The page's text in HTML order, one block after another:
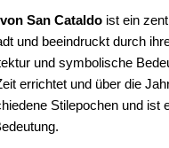
San Cataldo ist ein
und beeindruckt durch
und symbolische
errichtet und über die
Stilepochen und ist